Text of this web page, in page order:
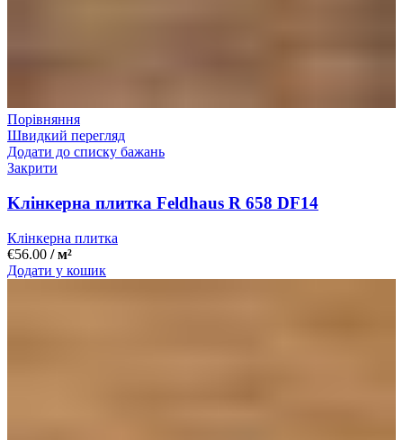
Порівняння
Швидкий перегляд
Додати до списку бажань
Закрити
Kлінкерна плитка Feldhaus R 658 DF14
Клінкерна плитка
€56.00 / м²
Додати у кошик